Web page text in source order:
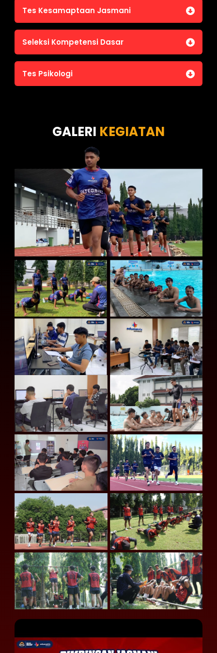
Tes Kesamaptaan Jasmani
Jasmani A (Lari 12 menit)
Jasmani C (Renang)
Seleksi Kompetensi Dasar
Tes Intelegensi Umum
Tes Psikologi
Tes Kepribadian
GALERI KEGIATAN